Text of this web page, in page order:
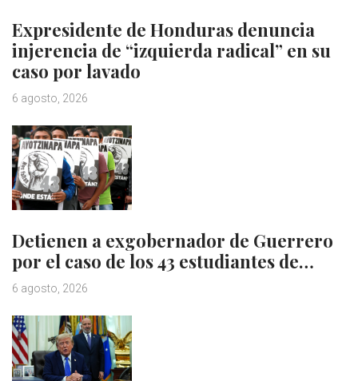
Expresidente de Honduras denuncia
injerencia de “izquierda radical” en su
caso por lavado
6 agosto, 2026
Detienen a exgobernador de Guerrero
por el caso de los 43 estudiantes de…
6 agosto, 2026